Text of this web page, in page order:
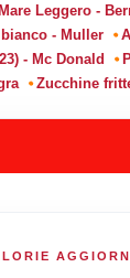
Leggero -
- Muller
- Mc Donald
Zucchine